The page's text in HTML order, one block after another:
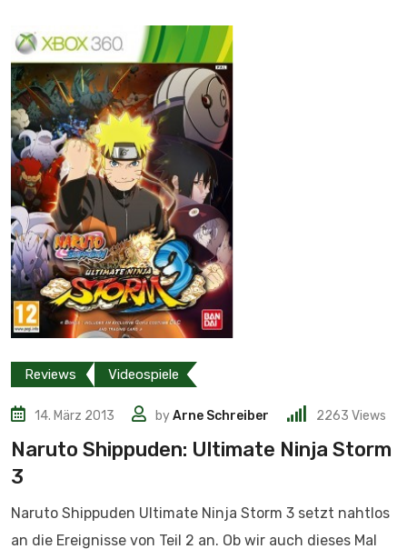
Reviews Videospiele
14. März 2013 byArne Schreiber 2263 Views
Naruto Shippuden: Ultimate Ninja Storm
3
Naruto Shippuden Ultimate Ninja Storm 3 setzt nahtlos
an die Ereignisse von Teil 2 an. Ob wir auch dieses Mal